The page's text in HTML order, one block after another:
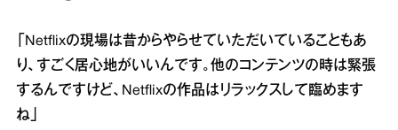
「Netflixの現場は昔からやらせていただいていることもあ
り、すごく居心地がいいんです。他のコンテンツの時は緊張
するんですけど、Netflixの作品はリラックスして臨めます
ね」